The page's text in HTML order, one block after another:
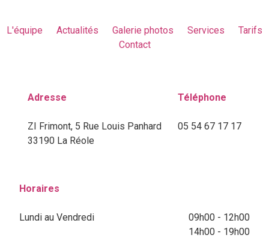
L'équipe Actualités Galerie photos Services
Tarifs
Contact
Adresse
ZI Frimont, 5 Rue Louis Panhard
33190 La Réole
Téléphone
05 54 67 17 17
Horaires
Lundi au Vendredi
09h00 - 12h00
14h00 - 19h00